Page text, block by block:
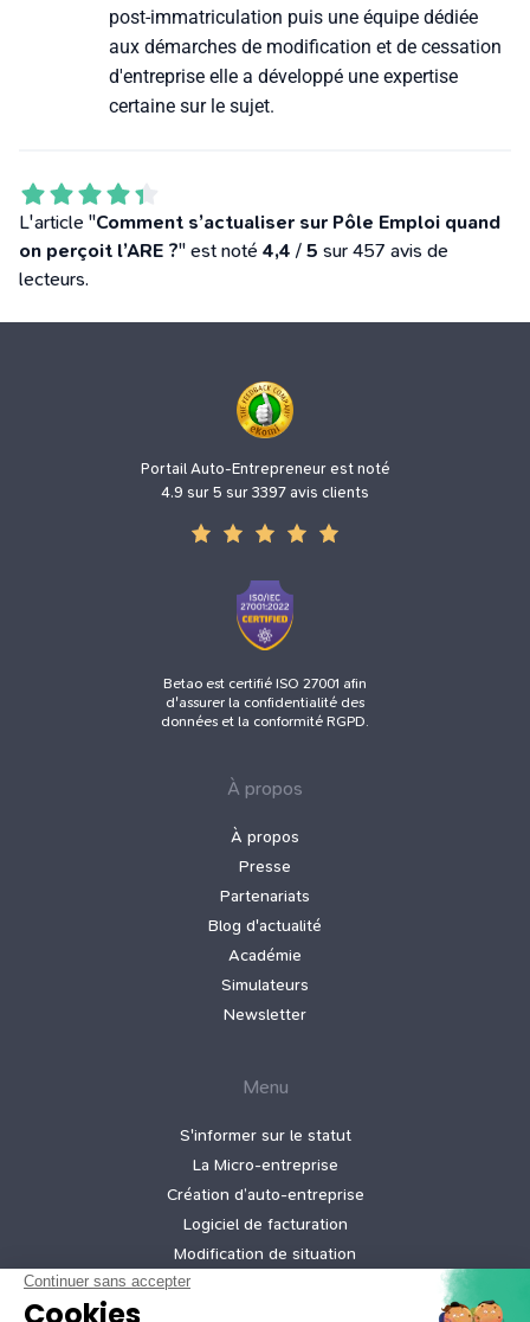
post-immatriculation puis une équipe dédiée
aux démarches de modification et de cessation
d'entreprise elle a développé une expertise
certaine sur le sujet.
L'article "Comment s’actualiser sur Pôle Emploi quand
on perçoit l’ARE ?" est noté 4,4 / 5 sur 457 avis de
lecteurs.
Portail Auto-Entrepreneur est noté
4.9 sur 5 sur 3397 avis clients
Betao est certifié ISO 27001 afin
d'assurer la confidentialité des
données et la conformité RGPD.
À propos
À propos
Presse
Partenariats
Blog d'actualité
Académie
Simulateurs
Newsletter
Menu
S'informer sur le statut
La Micro‑entreprise
Création d’auto‑entreprise
Logiciel de facturation
Modification de situation
Création micro-entreprise gratuite